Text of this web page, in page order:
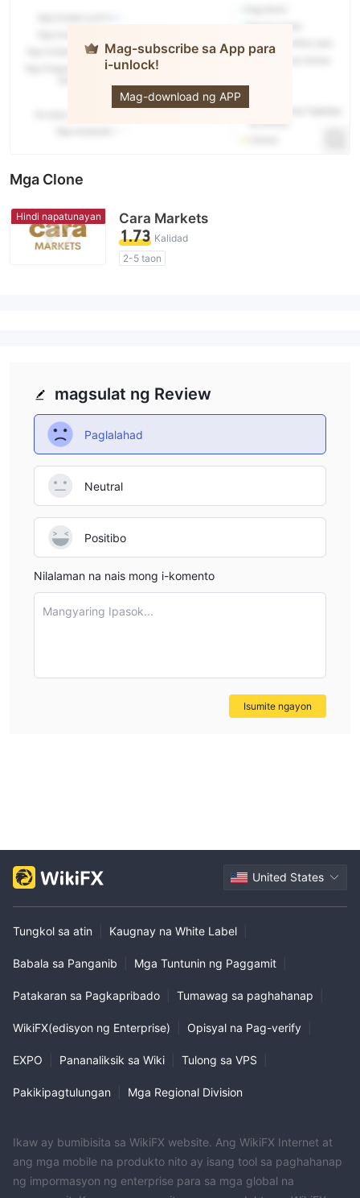
Mag-subscribe sa App para
i-unlock!
Mag-download ng APP
Mga Clone
Hindi napatunayan Cara Markets
1.73 Kalidad
2-5 taon
magsulat ng Review
Paglalahad
Neutral
Positibo
Nilalaman na nais mong i-komento
Mangyaring Ipasok...
Isumite ngayon
United States
Tungkol sa atin Kaugnay na White Label
Babala sa Panganib Mga Tuntunin ng Paggamit
Patakaran sa Pagkapribado Tumawag sa paghahanap
WikiFX(edisyon ng Enterprise) Opisyal na Pag-verify
EXPO Pananaliksik sa Wiki Tulong sa VPS
Pakikipagtulungan Mga Regional Division
Ikaw ay bumibisita sa WikiFX website. Ang WikiFX Internet at
ang mga mobile na produkto nito ay isang tool sa paghahanap
ng impormasyon ng enterprise para sa mga global na